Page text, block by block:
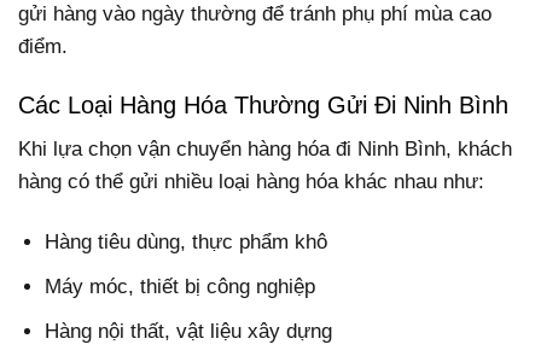
gửi hàng vào ngày thường để tránh phụ phí mùa cao
điểm.
Các Loại Hàng Hóa Thường Gửi Đi Ninh Bình
Khi lựa chọn vận chuyển hàng hóa đi Ninh Bình, khách
hàng có thể gửi nhiều loại hàng hóa khác nhau như:
Hàng tiêu dùng, thực phẩm khô
Máy móc, thiết bị công nghiệp
Hàng nội thất, vật liệu xây dựng